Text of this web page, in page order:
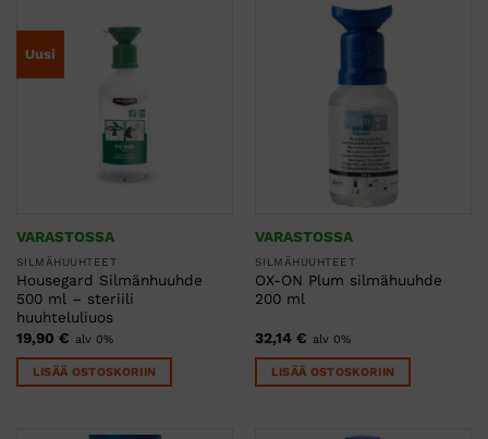
Uusi
VARASTOSSA
SILMÄHUUHTEET
Housegard Silmänhuuhde
500 ml – steriili
huuhteluliuos
19,90 € alv 0%
LISÄÄ OSTOSKORIIN
VARASTOSSA
SILMÄHUUHTEET
OX-ON Plum silmähuuhde
200 ml
32,14 € alv 0%
LISÄÄ OSTOSKORIIN